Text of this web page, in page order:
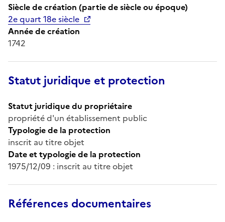
Siècle de création (partie de siècle ou époque)
2e quart 18e siècle
Année de création
1742
Statut juridique et protection
Statut juridique du propriétaire
propriété d'un établissement public
Typologie de la protection
inscrit au titre objet
Date et typologie de la protection
1975/12/09 : inscrit au titre objet
Références documentaires